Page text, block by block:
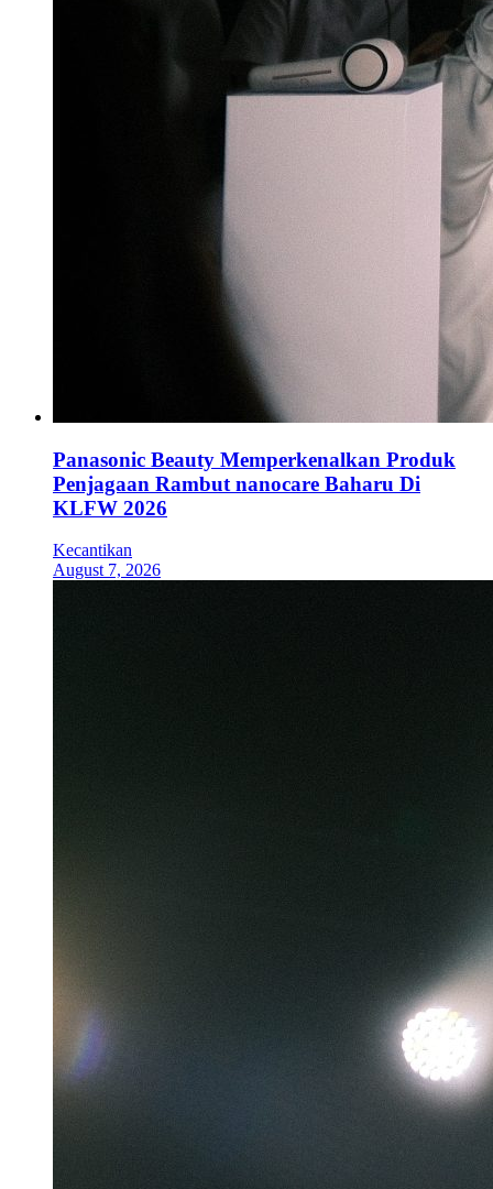
Panasonic Beauty Memperkenalkan Produk
Penjagaan Rambut nanocare Baharu Di
KLFW 2026
Kecantikan
August 7, 2026